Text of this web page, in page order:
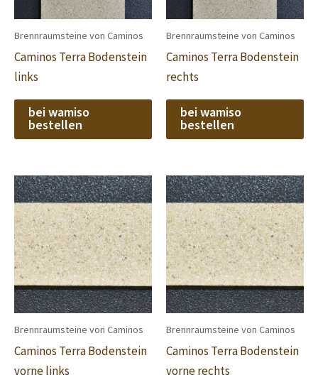
Brennraumsteine von Caminos
Caminos Terra Bodenstein
links
bei wamiso
bestellen
Brennraumsteine von Caminos
Caminos Terra Bodenstein
rechts
bei wamiso
bestellen
Brennraumsteine von Caminos
Caminos Terra Bodenstein
vorne links
Brennraumsteine von Caminos
Caminos Terra Bodenstein
vorne rechts